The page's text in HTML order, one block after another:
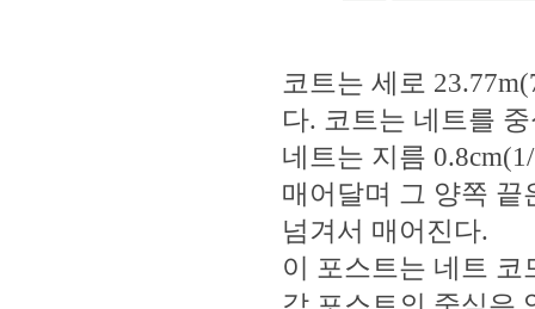
코트는 세로
다. 코트는 네트를
네트는 지름
매어달며 그 양쪽 끝
넘겨서 매어진다.
이 포스트는 네트 코